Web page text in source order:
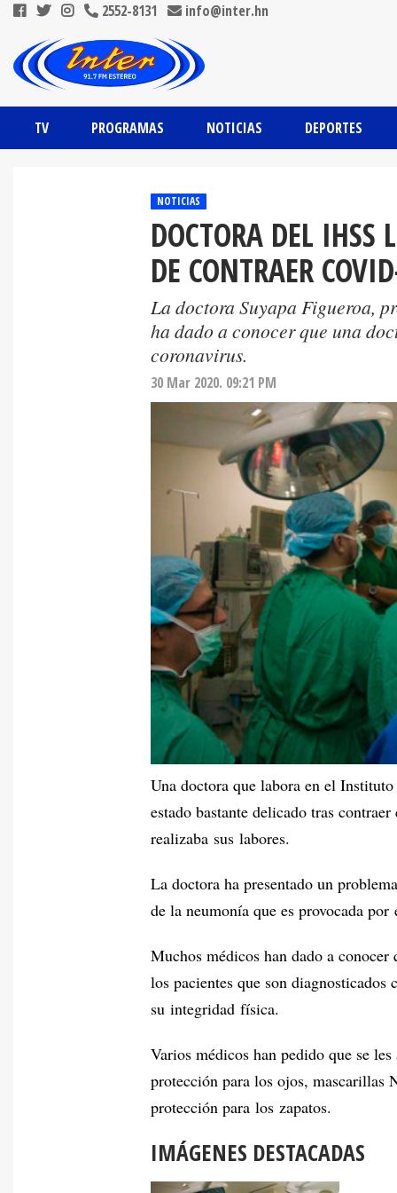
2552-8131 info@inter.hn
TV PROGRAMAS NOTICIAS DEPORTES
NOTICIAS
DOCTORA DEL IHSS
DE CONTRAER
La doctora Suyapa Figueroa,
ha dado a conocer que una
coronavirus.
30 Mar 2020. 09:21 PM
Una doctora que labora en el
estado bastante delicado tras
realizaba sus labores.
La doctora ha presentado un
de la neumonía que es provocada
Muchos médicos han dado a
los pacientes que son
su integridad física.
Varios médicos han pedido que se
protección para los ojos, mascarillas
protección para los zapatos.
IMÁGENES DESTACADAS